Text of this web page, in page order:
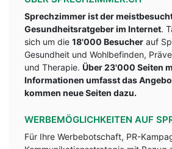
Sprechzimmer ist der
Gesundheitsratgeber im Internet.
sich um die 18'000 Besucher auf
Gesundheit und Wohlbefinden,
und Therapie. Über 23'000 Seiten
Informationen umfasst das
kommen neue Seiten dazu.
WERBEMÖGLICHKEITEN AUF
Für Ihre Werbebotschaft, PR-